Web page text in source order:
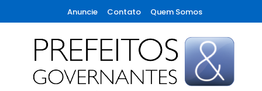
To
Content
Anuncie Contato Quem Somos